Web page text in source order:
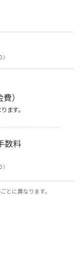
）
ます。
数料
とに異なります。